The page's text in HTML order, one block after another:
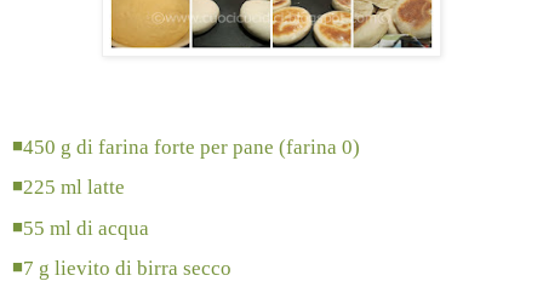
◾450 g di farina forte per pane (farina 0)
◾225 ml latte
◾55 ml di acqua
◾7 g lievito di birra secco